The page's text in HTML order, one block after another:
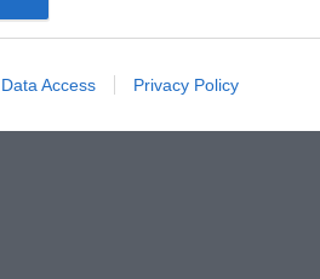
Data Access Privacy Policy